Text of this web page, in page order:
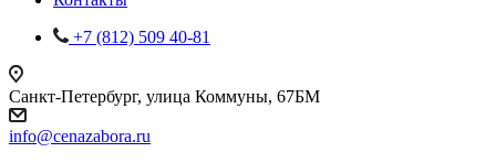
+7 (812) 509 40-81
Санкт-Петербург, улица Коммуны, 67БМ
info@cenazabora.ru